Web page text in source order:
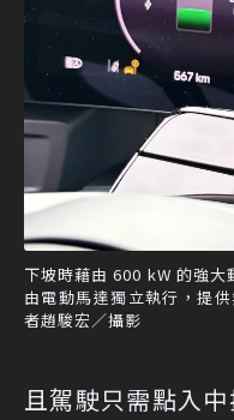
下坡時藉由 600 kW 的強
由電動馬達獨立執行，提
者趙駿宏／攝影
且駕駛只需點入